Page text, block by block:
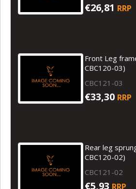
€26,81 RRP
Front Leg
CBC120-03)
CBC121-03
€33,30 RRP
Rear leg
CBC120-02)
CBC121-02
€5,93 RRP